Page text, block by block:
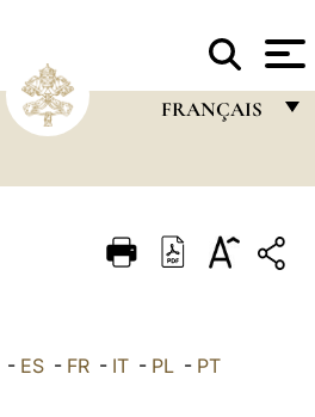
FRANÇAIS
ITALIANO
- ES - FR - IT - PL - PT